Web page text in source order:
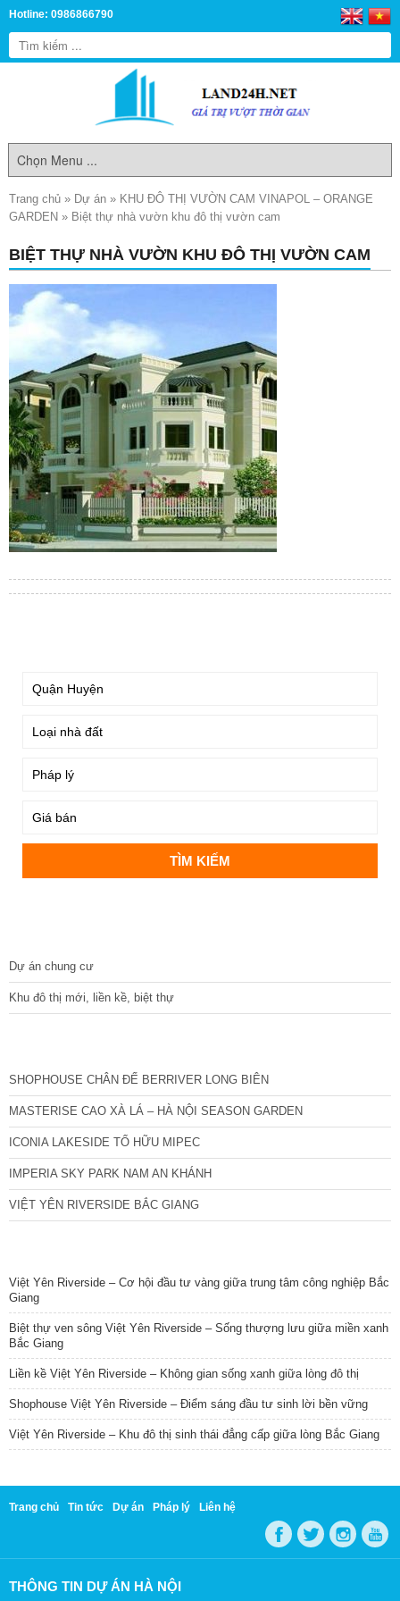
Hotline: 0986866790
Trang chủ » Dự án » KHU ĐÔ THỊ VƯỜN CAM VINAPOL – ORANGE
GARDEN » Biệt thự nhà vườn khu đô thị vườn cam
BIỆT THỰ NHÀ VƯỜN KHU ĐÔ THỊ VƯỜN CAM
Dự án chung cư
Khu đô thị mới, liền kề, biệt thự
SHOPHOUSE CHÂN ĐẾ BERRIVER LONG BIÊN
MASTERISE CAO XÀ LÁ – HÀ NỘI SEASON GARDEN
ICONIA LAKESIDE TỐ HỮU MIPEC
IMPERIA SKY PARK NAM AN KHÁNH
VIỆT YÊN RIVERSIDE BẮC GIANG
Việt Yên Riverside – Cơ hội đầu tư vàng giữa trung tâm công nghiệp Bắc
Giang
Biệt thự ven sông Việt Yên Riverside – Sống thượng lưu giữa miền xanh
Bắc Giang
Liền kề Việt Yên Riverside – Không gian sống xanh giữa lòng đô thị
Shophouse Việt Yên Riverside – Điểm sáng đầu tư sinh lời bền vững
Việt Yên Riverside – Khu đô thị sinh thái đẳng cấp giữa lòng Bắc Giang
Trang chủ Tin tức Dự án Pháp lý Liên hệ
THÔNG TIN DỰ ÁN HÀ NỘI